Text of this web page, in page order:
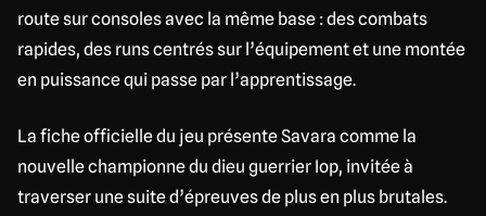
route sur consoles avec la même base : des combats
rapides, des runs centrés sur l’équipement et une montée
en puissance qui passe par l’apprentissage.
La fiche officielle du jeu présente Savara comme la
nouvelle championne du dieu guerrier Iop, invitée à
traverser une suite d’épreuves de plus en plus brutales.